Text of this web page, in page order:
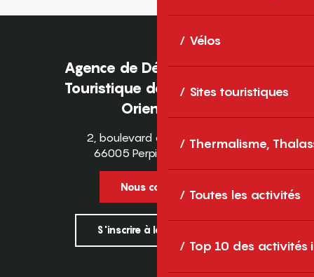
Vélos
Sites touristiques
Thermalisme,
Toutes les activités
Top 10 des activités
Agence de Développement
Touristique des Pyrénées-
Orientales
2, boulevard des Pyrénées
66005 Perpignan Cedex
Nous contacter
S'inscrire à la newsletter